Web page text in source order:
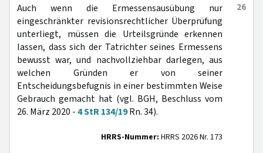
26
Auch wenn die Ermessensausübung nur
eingeschränkter revisionsrechtlicher Überprüfung
unterliegt, müssen die Urteilsgründe erkennen
lassen, dass sich der Tatrichter seines Ermessens
bewusst war, und nachvollziehbar darlegen, aus
welchen Gründen er von seiner
Entscheidungsbefugnis in einer bestimmten Weise
Gebrauch gemacht hat (vgl. BGH, Beschluss vom
26. März 2020 -4 StR 134/19Rn. 34).
HRRS-Nummer: HRRS 2026 Nr. 173